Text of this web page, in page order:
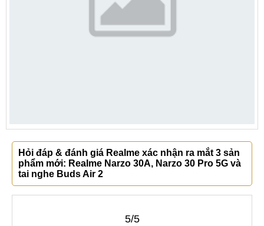
Hỏi đáp & đánh giá Realme xác nhận ra mắt 3 sản
phẩm mới: Realme Narzo 30A, Narzo 30 Pro 5G và
tai nghe Buds Air 2
5/5